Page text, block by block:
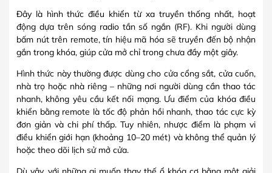
Đây là hình thức điều khiển từ xa truyền thống nhất, hoạt
động dựa trên sóng radio tần số ngắn (RF). Khi người dùng
bấm nút trên remote, tín hiệu mã hóa sẽ truyền đến bộ nhận
gắn trong khóa, giúp cửa mở chỉ trong chưa đầy một giây.
Hình thức này thường được dùng cho cửa cổng sắt, cửa cuốn,
nhà trọ hoặc nhà riêng – những nơi người dùng cần thao tác
nhanh, không yêu cầu kết nối mạng. Ưu điểm của khóa điều
khiển bằng remote là tốc độ phản hồi nhanh, thao tác cực kỳ
đơn giản và chi phí thấp. Tuy nhiên, nhược điểm là phạm vi
điều khiển giới hạn (khoảng 10–20 mét) và không thể quản lý
hoặc theo dõi lịch sử mở cửa.